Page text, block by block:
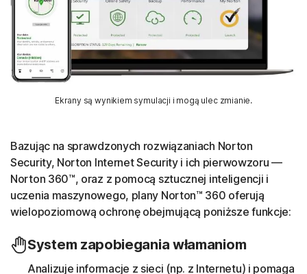
Ekrany są wynikiem symulacji i mogą ulec zmianie.
Bazując na sprawdzonych rozwiązaniach Norton
Security, Norton Internet Security i ich pierwowzoru —
Norton 360™, oraz z pomocą sztucznej inteligencji i
uczenia maszynowego, plany Norton™ 360 oferują
wielopoziomową ochronę obejmującą poniższe funkcje:
System zapobiegania włamaniom
Analizuje informacje z sieci (np. z Internetu) i pomaga